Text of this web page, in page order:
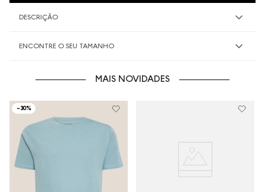
DESCRIÇÃO
ENCONTRE O SEU TAMANHO
MAIS NOVIDADES
-30%